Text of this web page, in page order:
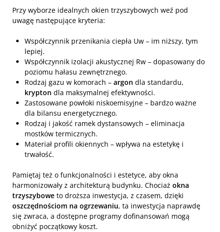
Przy wyborze idealnych okien trzyszybowych weź pod
uwagę następujące kryteria:
Współczynnik przenikania ciepła Uw – im niższy, tym
lepiej.
Współczynnik izolacji akustycznej Rw – dopasowany do
poziomu hałasu zewnętrznego.
Rodzaj gazu w komorach – argon dla standardu,
krypton dla maksymalnej efektywności.
Zastosowane powłoki niskoemisyjne – bardzo ważne
dla bilansu energetycznego.
Rodzaj i jakość ramek dystansowych – eliminacja
mostków termicznych.
Materiał profili okiennych – wpływa na estetykę i
trwałość.
Pamiętaj też o funkcjonalności i estetyce, aby okna
harmonizowały z architekturą budynku. Chociaż okna
trzyszybowe to droższa inwestycja, z czasem, dzięki
oszczędnościom na ogrzewaniu, ta inwestycja naprawdę
się zwraca, a dostępne programy dofinansowań mogą
obniżyć początkowy koszt.